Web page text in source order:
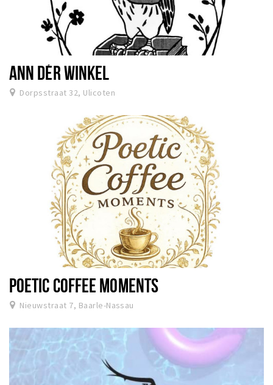
ANN DÉR WINKEL
Dorpsstraat 32, Ulicoten
POETIC COFFEE MOMENTS
Nieuwstraat 7, Baarle-Nassau